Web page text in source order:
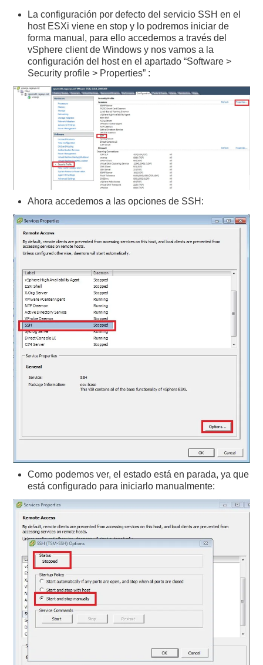
La configuración por defecto del servicio SSH en el
host ESXi viene en stop y lo podremos iniciar de
forma manual, para ello accedemos a través del
vSphere client de Windows y nos vamos a la
configuración del host en el apartado “Software >
Security profile > Properties” :
Ahora accedemos a las opciones de SSH:
Como podemos ver, el estado está en parada, ya que
está configurado para iniciarlo manualmente: